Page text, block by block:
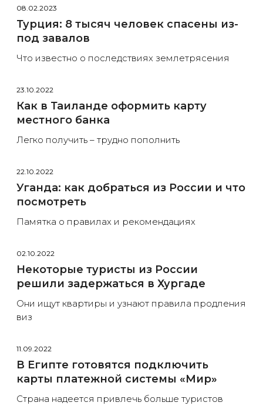
08.02.2023
Турция: 8 тысяч человек спасены из-
под завалов
Что известно о последствиях землетрясения
23.10.2022
Как в Таиланде оформить карту
местного банка
Легко получить – трудно пополнить
22.10.2022
Уганда: как добраться из России и что
посмотреть
Памятка о правилах и рекомендациях
02.10.2022
Некоторые туристы из России
решили задержаться в Хургаде
Они ищут квартиры и узнают правила продления
виз
11.09.2022
В Египте готовятся подключить
карты платежной системы «Мир»
Страна надеется привлечь больше туристов